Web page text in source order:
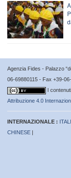
Agenzia Fides - Palazzo
06-69880115 - Fax +39-
I
Attribuzione 4.0
INTERNAZIONALE :
CHINESE |